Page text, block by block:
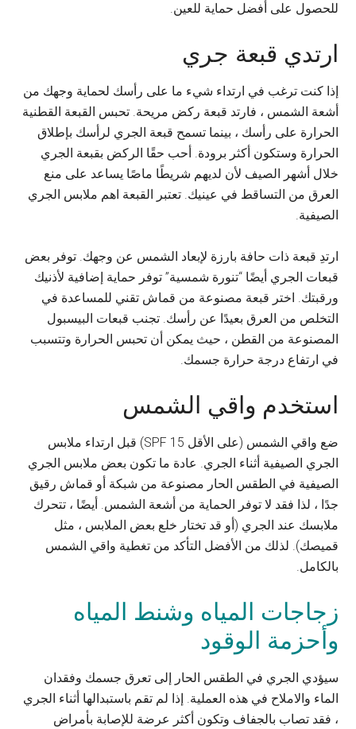
للحصول على أفضل حماية للعين.
ارتدي قبعة جري
إذا كنت ترغب في ارتداء شيء ما على رأسك لحماية وجهك من
أشعة الشمس ، فارتد قبعة ركض مريحة. تحبس القبعة القطنية
الحرارة على رأسك ، بينما تسمح قبعة الجري لرأسك بإطلاق
الحرارة وستكون أكثر برودة. أحب حقًا الركض بقبعة الجري
خلال أشهر الصيف لأن لديهم شريطًا ماصًا يساعد على منع
العرق من التساقط في عينيك. تعتبر القبعة اهم ملابس الجري
الصيفية.
ارتدِ قبعة ذات حافة بارزة لإبعاد الشمس عن وجهك. توفر بعض
قبعات الجري أيضًا “تنورة شمسية” توفر حماية إضافية لأذنيك
ورقبتك. اختر قبعة مصنوعة من قماش تقني للمساعدة في
التخلص من العرق بعيدًا عن رأسك. تجنب قبعات البيسبول
المصنوعة من القطن ، حيث يمكن أن تحبس الحرارة وتتسبب
في ارتفاع درجة حرارة جسمك.
استخدم واقي الشمس
ضع واقي الشمس (على الأقل SPF 15) قبل ارتداء ملابس
الجري الصيفية أثناء الجري. عادة ما تكون بعض ملابس الجري
الصيفية في الطقس الحار مصنوعة من شبكة أو قماش رقيق
جدًا ، لذا فقد لا توفر الحماية من أشعة الشمس. أيضًا ، تتحرك
ملابسك عند الجري (أو قد تختار خلع بعض الملابس ، مثل
قميصك). لذلك من الأفضل التأكد من تغطية واقي الشمس
بالكامل.
زجاجات المياه وشنط المياه
وأحزمة الوقود
سيؤدي الجري في الطقس الحار إلى تعرق جسمك وفقدان
الماء والاملاح في هذه العملية. إذا لم تقم باستبدالها أثناء الجري
، فقد تصاب بالجفاف وتكون أكثر عرضة للإصابة بأمراض